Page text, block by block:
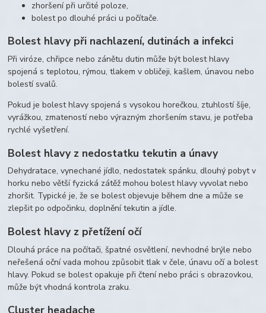
zhoršení při určité poloze,
bolest po dlouhé práci u počítače.
Bolest hlavy při nachlazení, dutinách a infekci
Při viróze, chřipce nebo zánětu dutin může být bolest hlavy
spojená s teplotou, rýmou, tlakem v obličeji, kašlem, únavou nebo
bolestí svalů.
Pokud je bolest hlavy spojená s vysokou horečkou, ztuhlostí šíje,
vyrážkou, zmateností nebo výrazným zhoršením stavu, je potřeba
rychlé vyšetření.
Bolest hlavy z nedostatku tekutin a únavy
Dehydratace, vynechané jídlo, nedostatek spánku, dlouhý pobyt v
horku nebo větší fyzická zátěž mohou bolest hlavy vyvolat nebo
zhoršit. Typické je, že se bolest objevuje během dne a může se
zlepšit po odpočinku, doplnění tekutin a jídle.
Bolest hlavy z přetížení očí
Dlouhá práce na počítači, špatné osvětlení, nevhodné brýle nebo
neřešená oční vada mohou způsobit tlak v čele, únavu očí a bolest
hlavy. Pokud se bolest opakuje při čtení nebo práci s obrazovkou,
může být vhodná kontrola zraku.
Cluster headache